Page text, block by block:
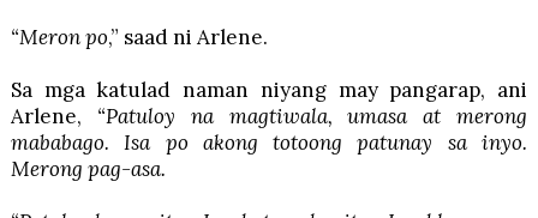
“Meron po,” saad ni Arlene.
Sa mga katulad naman niyang may pangarap, ani
Arlene, “Patuloy na magtiwala, umasa at merong
mababago.Isa po akong totoong patunay sa inyo.
Merong pag-asa.